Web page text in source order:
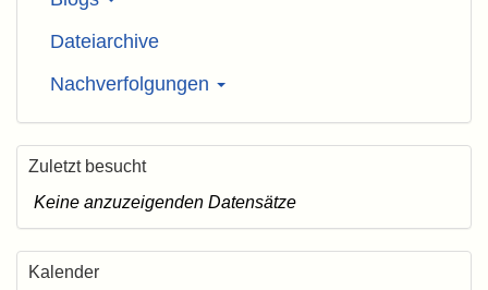
Dateiarchive
Nachverfolgungen
Zuletzt besucht
Keine anzuzeigenden Datensätze
Kalender